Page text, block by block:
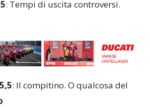
: Tempi di uscita controversi.
: Il compitino. O qualcosa del